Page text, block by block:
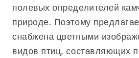
полевых определителей
природе. Поэтому
снабжена цветными
видов птиц, составляющих